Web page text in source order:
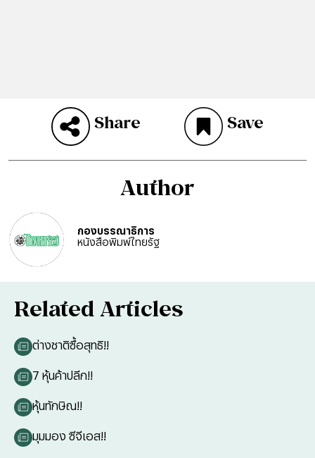
Share Save
Author
กองบรรณาธิการ
หนังสือพิมพ์ไทยรัฐ
Related Articles
ต่างชาติซื้อสุทธิ!!
7 หุ้นค้าปลีก!!
หุ้นทักษิณ!!
มุมมอง ซีจีเอส!!